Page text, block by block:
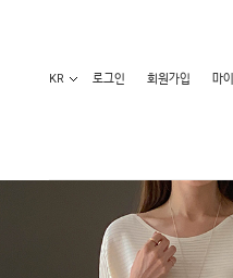
KR 로그인 회원가입 마
카테고리